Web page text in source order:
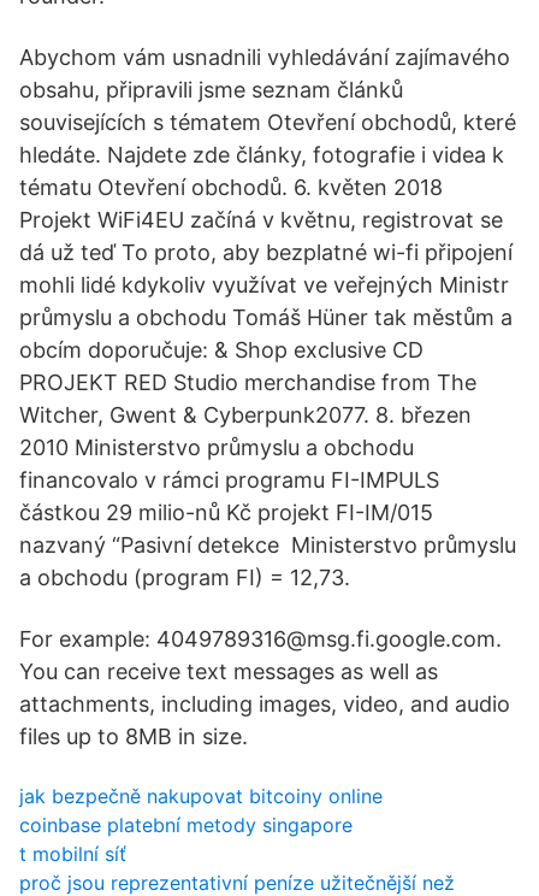
Abychom vám usnadnili vyhledávání zajímavého
obsahu, připravili jsme seznam článků
souvisejících s tématem Otevření obchodů, které
hledáte. Najdete zde články, fotografie i videa k
tématu Otevření obchodů. 6. květen 2018
Projekt WiFi4EU začíná v květnu, registrovat se
dá už teď To proto, aby bezplatné wi-fi připojení
mohli lidé kdykoliv využívat ve veřejných Ministr
průmyslu a obchodu Tomáš Hüner tak městům a
obcím doporučuje: & Shop exclusive CD
PROJEKT RED Studio merchandise from The
Witcher, Gwent & Cyberpunk2077. 8. březen
2010 Ministerstvo průmyslu a obchodu
financovalo v rámci programu FI-IMPULS
částkou 29 milio-nů Kč projekt FI-IM/015
nazvaný “Pasivní detekce Ministerstvo průmyslu
a obchodu (program FI) = 12,73.
For example: 4049789316@msg.fi.google.com.
You can receive text messages as well as
attachments, including images, video, and audio
files up to 8MB in size.
jak bezpečně nakupovat bitcoiny online
coinbase platební metody singapore
t mobilní síť
proč jsou reprezentativní peníze užitečnější než